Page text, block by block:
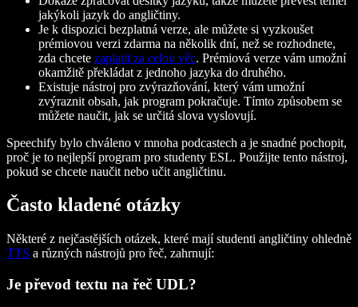
jakýkoli jazyk do angličtiny.
Je k dispozici bezplatná verze, ale můžete si vyzkoušet
prémiovou verzi zdarma na několik dní, než se rozhodnete,
zda chcete zaplatit za celou věc. Prémiová verze vám umožní
okamžitě překládat z jednoho jazyka do druhého.
Existuje nástroj pro zvýrazňování, který vám umožní
zvýraznit obsah, jak program pokračuje. Tímto způsobem se
můžete naučit, jak se určitá slova vyslovují.
Speechify bylo chváleno v mnoha podcastech a je snadné pochopit,
proč je to nejlepší program pro studenty ESL. Použijte tento nástroj,
pokud se chcete naučit nebo učit angličtinu.
Často kladené otázky
Některé z nejčastějších otázek, které mají studenti angličtiny ohledně
TTS a různých nástrojů pro řeč, zahrnují:
Je převod textu na řeč UDL?